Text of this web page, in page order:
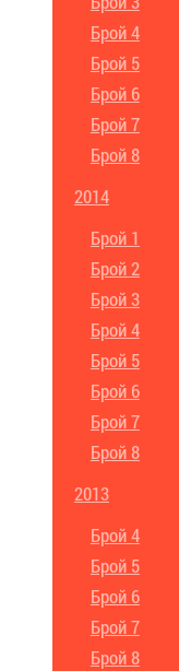
Брой 4
Брой 5
Брой 6
Брой 7
Брой 8
2014
Брой 1
Брой 2
Брой 3
Брой 4
Брой 5
Брой 6
Брой 7
Брой 8
2013
Брой 4
Брой 5
Брой 6
Брой 7
Брой 8